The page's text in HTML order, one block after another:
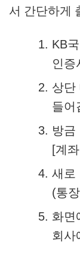
서 간단하게
KB
인증
상단
들어
방금
[계
새로
(통
화면
회사